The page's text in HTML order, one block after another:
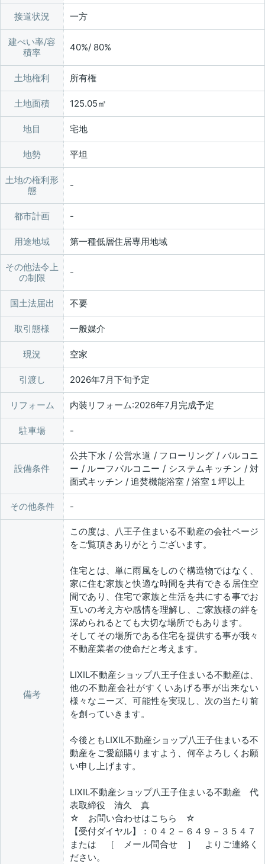
接道状況 一方
建ぺい率/容
積率
40%/ 80%
土地権利 所有権
土地面積 125.05㎡
地目 宅地
地勢 平坦
土地の権利形
態
都市計画
用途地域 第一種低層住居専用地域
その他法令上
の制限
国土法届出 不要
取引態様 一般媒介
現況 空家
引渡し 2026年7月下旬予定
リフォーム 内装リフォーム:2026年7月完成予定
駐車場
設備条件
公共下水 / 公営水道 / フローリング / バルコニ
ー / ルーフバルコニー / システムキッチン / 対
面式キッチン / 追焚機能浴室 / 浴室１坪以上
その他条件
備考
この度は、八王子住まいる不動産の会社ページ
をご覧頂きありがとうございます。
住宅とは、単に雨風をしのぐ構造物ではなく、
家に住む家族と快適な時間を共有できる居住空
間であり、住宅で家族と生活を共にする事でお
互いの考え方や感情を理解し、ご家族様の絆を
深められるとても大切な場所でもあります。
そしてその場所である住宅を提供する事が我々
不動産業者の使命だと考えます。
LIXIL不動産ショップ八王子住まいる不動産は、
他の不動産会社がすくいあげる事が出来ない
様々なニーズ、可能性を実現し、次の当たり前
を創っていきます。
今後ともLIXIL不動産ショップ八王子住まいる不
動産をご愛顧賜りますよう、何卒よろしくお願
い申し上げます。
LIXIL不動産ショップ八王子住まいる不動産 代
表取締役 清久 真
☆ お問い合わせはこちら ☆
【受付ダイヤル】：０４２－６４９－３５４７
または ［ メール問合せ ］ よりご連絡く
ださい。